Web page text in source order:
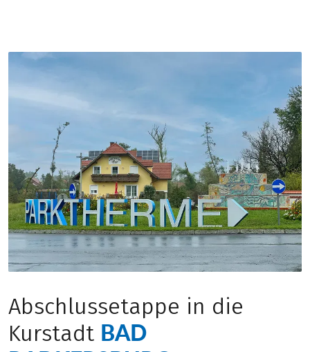
Abschlussetappe in die
Kurstadt BAD